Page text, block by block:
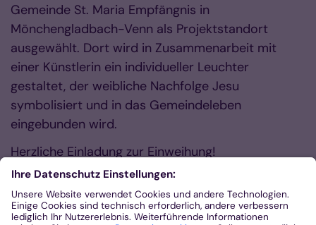
Gemeinde St. Maria Empfängnis in
Mönchengladbach-Venn als Projektstandort
ausgewählt. Dort wird in Zusammenarbeit mit
einer Künstlerin ein individueller Leuchter
gestaltet, der weibliche Nachfolge Jesu
symbolisiert und in das Gemeindeleben
eingebunden wird.
Herzliche Einladung zur Einweihung!
weitere Infos zum Apostelinnen-Leuchter